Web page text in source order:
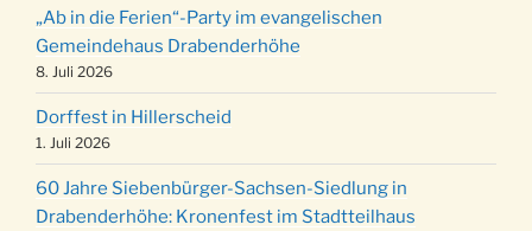
24.12.
15:00 Uhr
24.12.
Weihnachtsgottesdienst in der Kirche um
18:00 Uhr
24.12.
Christmette mit der ev. Jugend in der Kirche
um 23:00 Uhr
31.12.
Gottesdienst zu Silvester in der Kirche um
18:00 Uhr
„Ab in die Ferien“-Party im evangelischen
Gemeindehaus Drabenderhöhe
8. Juli 2026
Dorffest in Hillerscheid
1. Juli 2026
60 Jahre Siebenbürger-Sachsen-Siedlung in
Drabenderhöhe: Kronenfest im Stadtteilhaus